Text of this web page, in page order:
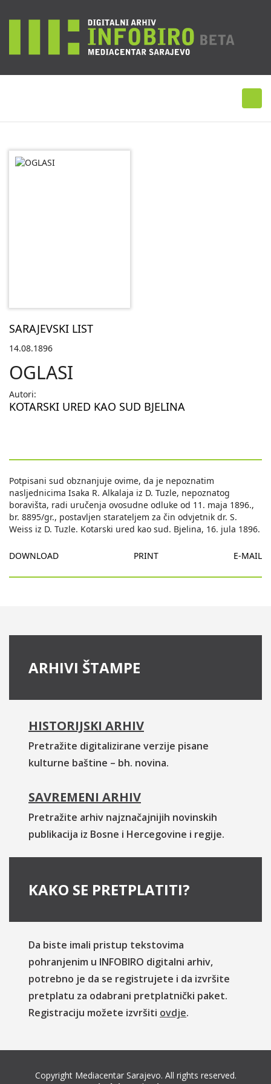
SARAJEVSKI LIST
14.08.1896
OGLASI
Autori:
KOTARSKI URED KAO SUD BJELINA
Potpisani sud obznanjuje ovime, da je nepoznatim
nasljednicima Isaka R. Alkalaja iz D. Tuzle, nepoznatog
boravišta, radi uručenja ovosudne odluke od 11. maja 1896.,
br. 8895/gr., postavljen starateljem za čin odvjetnik dr. S.
Weiss iz D. Tuzle. Kotarski ured kao sud. Bjelina, 16. jula 1896.
DOWNLOAD PRINT E-MAIL
ARHIVI ŠTAMPE
HISTORIJSKI ARHIV
Pretražite digitalizirane verzije pisane
kulturne baštine – bh. novina.
SAVREMENI ARHIV
Pretražite arhiv najznačajnijih novinskih
publikacija iz Bosne i Hercegovine i regije.
KAKO SE PRETPLATITI?
Da biste imali pristup tekstovima
pohranjenim u INFOBIRO digitalni arhiv,
potrebno je da se registrujete i da izvršite
pretplatu za odabrani pretplatnički paket.
Registraciju možete izvršiti ovdje.
Copyright Mediacentar Sarajevo. All rights reserved.